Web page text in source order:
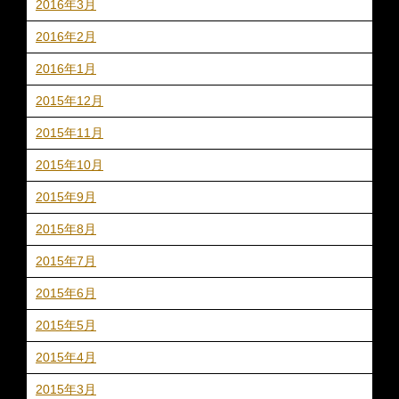
2016年3月
2016年2月
2016年1月
2015年12月
2015年11月
2015年10月
2015年9月
2015年8月
2015年7月
2015年6月
2015年5月
2015年4月
2015年3月